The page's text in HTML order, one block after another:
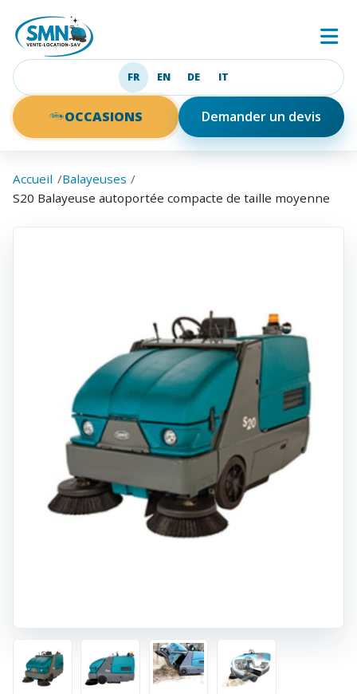
SMN
FRFrançais
EN
English
DE
Deutsch
ITItaliano
OCCASIONS Demander un devis
Accueil
Balayeuses
S20 Balayeuse autoportée compacte de taille moyenne